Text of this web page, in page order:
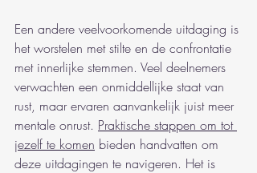
Een andere veelvoorkomende uitdaging is
het worstelen met stilte en de confrontatie
met innerlijke stemmen. Veel deelnemers
verwachten een onmiddellijke staat van
rust, maar ervaren aanvankelijk juist meer
mentale onrust. Praktische stappen om tot
jezelf te komen bieden handvatten om
deze uitdagingen te navigeren. Het is